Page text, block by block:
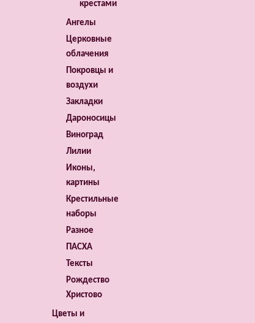
крестами
Ангелы
Церковные
облачения
Покровцы и
воздухи
Закладки
Дароносицы
Виноград
Лилии
Иконы,
картины
Крестильные
наборы
Разное
ПАСХА
Тексты
Рождество
Христово
Цветы и